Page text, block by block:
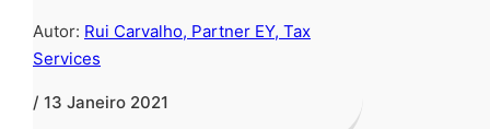
Autor: Rui Carvalho, Partner EY, Tax
Services
/ 13 Janeiro 2021